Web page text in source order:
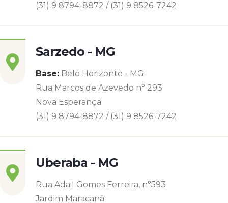
(31) 9 8794-8872 / (31) 9 8526-7242
Sarzedo - MG
Base: Belo Horizonte - MG
Rua Marcos de Azevedo n° 293
Nova Esperança
(31) 9 8794-8872 / (31) 9 8526-7242
Uberaba - MG
Rua Adail Gomes Ferreira, n°593
Jardim Maracanã